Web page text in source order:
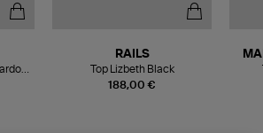
188,00 €
RAILS
Top Lizbeth Black